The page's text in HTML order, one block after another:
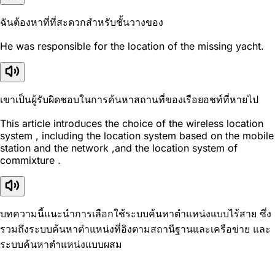
ฉันต้องหาที่ที่สะดวกสำหรับชั้นวางของ
He was responsible for the location of the missing yacht.
เขาเป็นผู้รับผิดชอบในการค้นหาสถานที่ของเรือยอชท์ที่หายไป
This article introduces the choice of the wireless location
system , including the location system based on the mobile
station and the network ,and the location system of
commixture .
บทความนี้แนะนำการเลือกใช้ระบบค้นหาตำแหน่งแบบไร้สาย ซึ่ง
รวมถึงระบบค้นหาตำแหน่งที่อิงตามสถานีฐานและเครือข่าย และ
ระบบค้นหาตำแหน่งแบบผสม